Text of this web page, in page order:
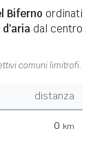
Biferno ordinati
d'aria dal centro
comuni limitrofi.
distanza
0 km